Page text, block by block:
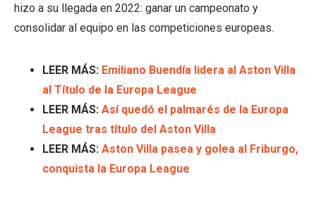
hizo a su llegada en 2022: ganar un campeonato y
consolidar al equipo en las competiciones europeas.
LEER MÁS: Emiliano Buendía lidera al Aston Villa
al Título de la Europa League
LEER MÁS: Así quedó el palmarés de la Europa
League tras título del Aston Villa
LEER MÁS: Aston Villa pasea y golea al Friburgo,
conquista la Europa League